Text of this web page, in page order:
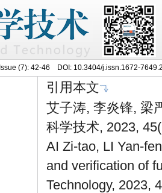
Issue (7): 42-46 DOI: 10.3404/j.issn.1672-
引用本文
艾子涛, 李炎锋, 梁
科学技术, 2023,
AI Zi-tao, LI Yan-
and verification of
Technology, 2023,